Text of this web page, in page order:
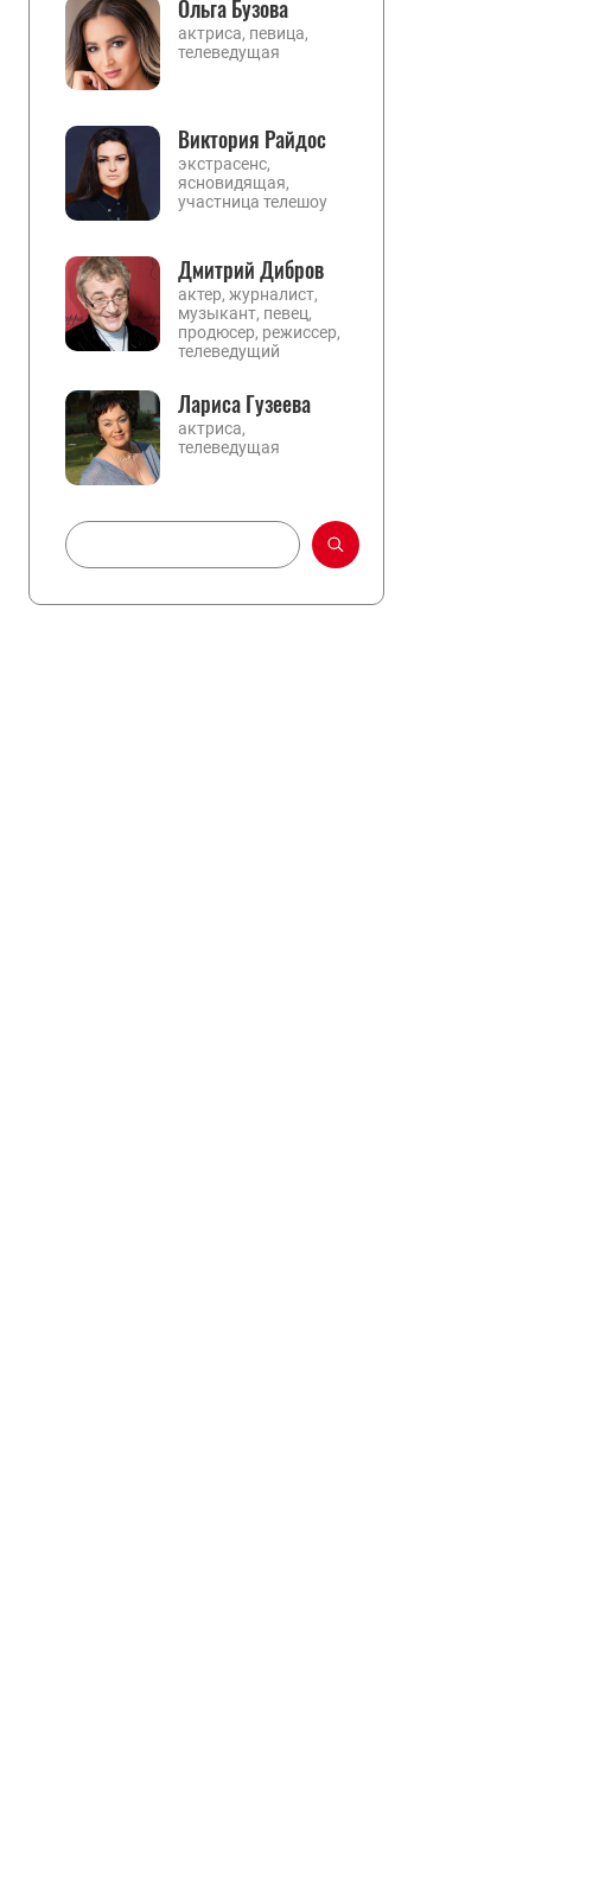
Ольга Бузова
актриса, певица,
телеведущая
Виктория Райдос
экстрасенс,
ясновидящая,
участница телешоу
Дмитрий Дибров
актер, журналист,
музыкант, певец,
продюсер, режиссер,
телеведущий
Лариса Гузеева
актриса,
телеведущая